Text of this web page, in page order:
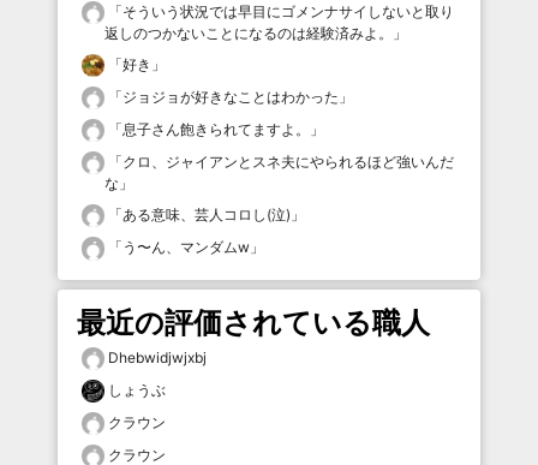
「そういう状況では早目にゴメンナサイしないと取り
返しのつかないことになるのは経験済みよ。
」
「好き 」
「ジョジョが好きなことはわかった 」
「息子さん飽きられてますよ。
」
「クロ、ジャイアンとスネ夫にやられるほど強いんだ
な 」
「ある意味、芸人コロし(泣) 」
「 う〜ん、マンダムw 」
最近の評価されている職人
Dhebwidjwjxbj
しょうぶ
クラウン
クラウン